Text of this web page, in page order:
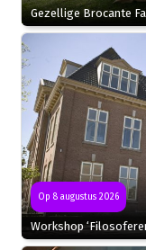
Gezellige Brocante
Op 8 augustus 2026
Workshop